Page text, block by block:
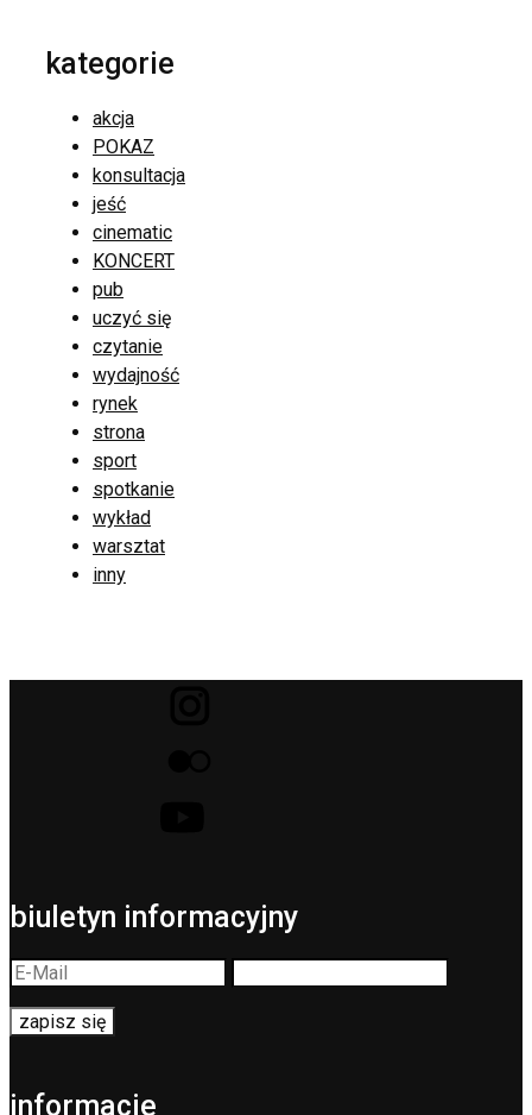
kategorie
akcja
POKAZ
konsultacja
jeść
cinematic
KONCERT
pub
uczyć się
czytanie
wydajność
rynek
strona
sport
spotkanie
wykład
warsztat
inny
biuletyn informacyjny
informacje